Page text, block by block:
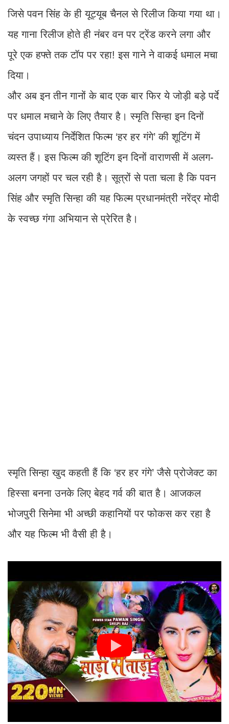
जिसे पवन सिंह के ही यूट्यूब चैनल से रिलीज किया गया था।
यह गाना रिलीज होते ही नंबर वन पर ट्रेंड करने लगा और
पूरे एक हफ्ते तक टॉप पर रहा! इस गाने ने वाकई धमाल मचा
दिया।
और अब इन तीन गानों के बाद एक बार फिर ये जोड़ी बड़े पर्दे
पर धमाल मचाने के लिए तैयार है। स्मृति सिन्हा इन दिनों
चंदन उपाध्याय निर्देशित फिल्म ‘हर हर गंगे’ की शूटिंग में
व्यस्त हैं। इस फिल्म की शूटिंग इन दिनों वाराणसी में अलग-
अलग जगहों पर चल रही है। सूत्रों से पता चला है कि पवन
सिंह और स्मृति सिन्हा की यह फिल्म प्रधानमंत्री नरेंद्र मोदी
के स्वच्छ गंगा अभियान से प्रेरित है।
स्मृति सिन्हा खुद कहती हैं कि ‘हर हर गंगे’ जैसे प्रोजेक्ट का
हिस्सा बनना उनके लिए बेहद गर्व की बात है। आजकल
भोजपुरी सिनेमा भी अच्छी कहानियों पर फोकस कर रहा है
और यह फिल्म भी वैसी ही है।